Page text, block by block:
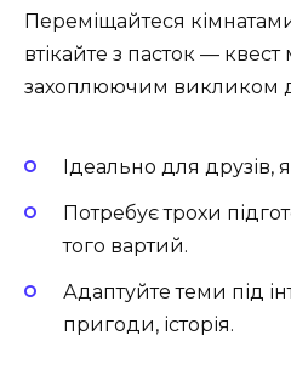
Переміщайтеся
втікайте з пасток —
захоплюючим викликом
Ідеально для друзів,
Потребує трохи
того вартий.
Адаптуйте теми під
пригоди, історія.